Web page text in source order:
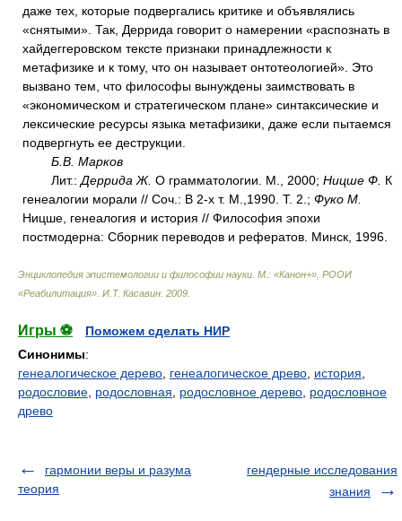
даже тех, которые подвергались критике и объявлялись
«снятыми». Так, Деррида говорит о намерении «распознать в
хайдеггеровском тексте признаки принадлежности к
метафизике и к тому, что он называет онтотеологией». Это
вызвано тем, что философы вынуждены заимствовать в
«экономическом и стратегическом плане» синтаксические и
лексические ресурсы языка метафизики, даже если пытаемся
подвергнуть ее деструкции.
Б.В. Марков
Лит.: Деррида Ж. О грамматологии. М., 2000; Ницше Ф. К
генеалогии морали // Соч.: В 2-х т. М.,1990. Т. 2.; Фуко М.
Ницше, генеалогия и история // Философия эпохи
постмодерна: Сборник переводов и рефератов. Минск, 1996.
Энциклопедия эпистемологии и философии науки. М.: «Канон+», РООИ
«Реабилитация» И.Т. Касавин 2009
Игры ⚽
Поможем сделать НИР
Синонимы:
генеалогическое дерево генеалогическое древо история
родословие родословная родословное дерево родословное
древо
гармонии веры и разума
теория
гендерные исследования
знания